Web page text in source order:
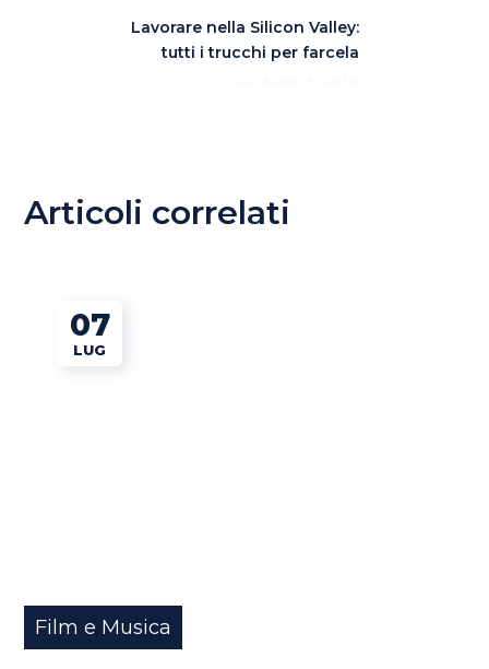
Lavorare nella Silicon Valley:
tutti i trucchi per farcela
Articoli correlati
07
LUG
Film e Musica